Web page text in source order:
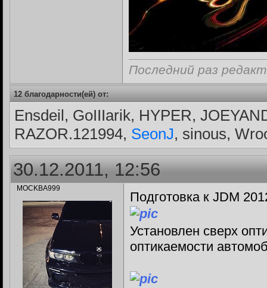
Последний раз
12 благодарности(ей) от:
Ensdeil, GoIIIarik, HYPER,
RAZOR.121994, SeonJ, sinous,
30.12.2011, 12:56
MOCKBA999
Подготовка к JDM
Установлен сверх
оптикаемости